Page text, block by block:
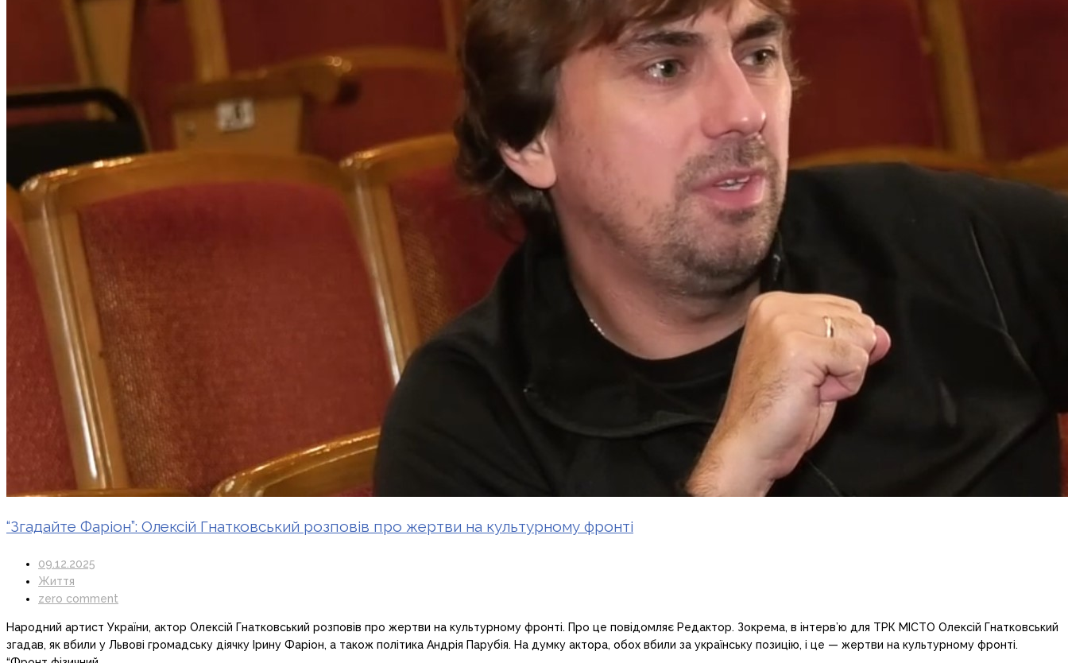
“Згадайте Фаріон”: Олексій Гнатковський розповів про жертви на культурному фронті
09.12.2025
Життя
zero comment
Народний артист України, актор Олексій Гнатковський розповів про жертви на культурному фронті. Про це повідомляє Редактор. Зокрема, в інтерв’ю для ТРК МІСТО Олексій Гнатковський
згадав, як вбили у Львові громадську діячку Ірину Фаріон, а також політика Андрія Парубія. На думку актора, обох вбили за українську позицію, і це — жертви на культурному фронті.